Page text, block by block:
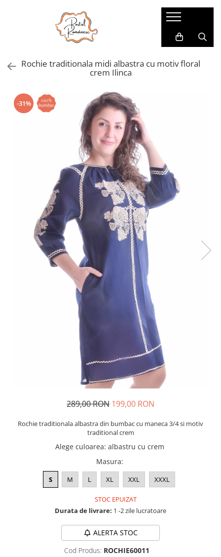
Pijamale Dama Marimi Mari
Pijamale Baieti
Pijamale Fetite
Imbracaminte copii
Imbracaminte Baieti
Rochie traditionala midi albastra cu motiv floral
crem Ilinca
-31%
289,00 RON 199,00 RON
Rochie traditionala albastra din bumbac cu maneca 3/4 si motiv
traditional crem
Alege culoarea: albastru cu crem
Masura:
S M L XL XXL XXXL
STOC EPUIZAT
Durata de livrare: 1 -2 zile lucratoare
ALERTA STOC
Cod Produs: ROCHIE60011